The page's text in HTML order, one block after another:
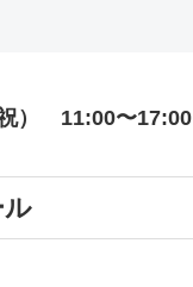
） 11:00〜17:00
ル